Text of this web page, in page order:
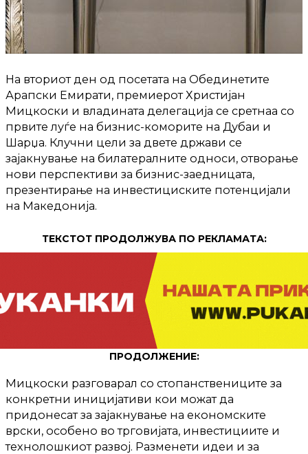
На вториот ден од посетата на Обединетите
Арапски Емирати, премиерот Христијан
Мицкоски и владината делегација се сретнаа со
првите луѓе на бизнис-коморите на Дубаи и
Шарџа. Клучни цели за двете држави се
зајакнување на билатералните односи, отворање
нови перспективи за бизнис-заедницата,
презентирање на инвестициските потенцијали
на Македонија.
ТЕКСТОТ ПРОДОЛЖУВА ПО РЕКЛАМАТА:
ПРОДОЛЖЕНИЕ:
Мицкоски разговарал со стопанствениците за
конкретни иницијативи кои можат да
придонесат за зајакнување на економските
врски, особено во трговијата, инвестициите и
технолошкиот развој. Разменети идеи и за